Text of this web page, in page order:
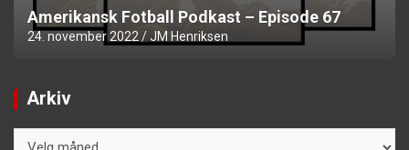
Amerikansk Fotball Podkast – Episode 67
24. november 2022 JM Henriksen
Arkiv